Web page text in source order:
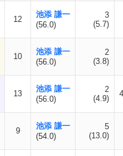
12
池添 謙一
(56.0)
3
(5.7)
10
池添 謙一
(56.0)
2
(3.8)
13
池添 謙一
(56.0)
2
(4.9)
9
池添 謙一
(54.0)
5
(13.0)